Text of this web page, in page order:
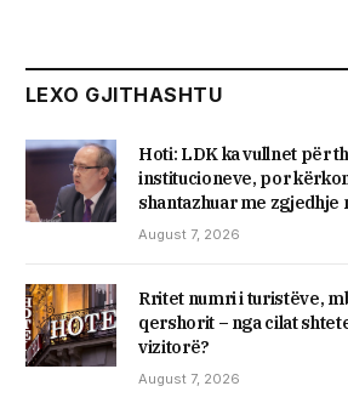
LEXO GJITHASHTU
Hoti: LDK ka vullnet për
institucioneve, por
shantazhuar me zgjedhje
August 7, 2026
Rritet numri i turistëve,
qershorit – nga cilat
vizitorë?
August 7, 2026